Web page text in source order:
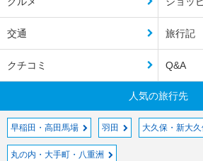
交通 旅行記
クチコミ Q&A
人気の旅行先
早稲田・高田馬場 羽田 大久保・新大
丸の内・大手町・八重洲